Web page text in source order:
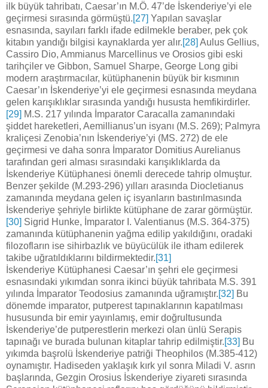
ilk büyük tahribatı, Caesar’ın M.Ö. 47’de İskenderiye’yi ele
geçirmesi sırasında görmüştü.[27] Yapılan savaşlar
esnasında, sayıları farklı ifade edilmekle beraber, pek çok
kitabın yandığı bilgisi kaynaklarda yer alır.[28] Aulus Gellius,
Cassiro Dio, Ammianus Marcellinus ve Orosios gibi eski
tarihçiler ve Gibbon, Samuel Sharpe, George Long gibi
modern araştırmacılar, kütüphanenin büyük bir kısmının
Caesar’ın İskenderiye’yi ele geçirmesi esnasında meydana
gelen karışıklıklar sırasında yandığı hususta hemfikirdirler.
[29] M.S. 217 yılında İmparator Caracalla zamanındaki
şiddet hareketleri, Aemillianus’un isyanı (M.S. 269); Palmyra
kraliçesi Zenobia’nın İskenderiye’yi (MS. 272) de ele
geçirmesi ve daha sonra İmparator Domitius Aurelianus
tarafından geri alması sırasındaki karışıklıklarda da
İskenderiye Kütüphanesi önemli derecede tahrip olmuştur.
Benzer şekilde (M.293-296) yılları arasında Diocletianus
zamanında meydana gelen iç isyanların bastırılmasında
İskenderiye şehriyle birlikte kütüphane de zarar görmüştür.
[30] Sigrid Hunke, İmparator I. Valentianus (M.S. 364-375)
zamanında kütüphanenin yağma edilip yakıldığını, oradaki
filozofların ise sihirbazlık ve büyücülük ile itham edilerek
takibe uğratıldıklarını bildirmektedir.[31]
İskenderiye Kütüphanesi Caesar’ın şehri ele geçirmesi
esnasındaki yıkımdan sonra ikinci büyük tahribata M.S. 391
yılında İmparator Teodosius zamanında uğramıştır.[32] Bu
dönemde imparator, putperest tapınaklarının kapatılması
hususunda bir emir yayınlamış, emir doğrultusunda
İskenderiye’de putperestlerin merkezi olan ünlü Serapis
tapınağı ve burada bulunan kitaplar tahrip edilmiştir.[33] Bu
yıkımda başrolü İskenderiye patriği Theophilos (M.385-412)
oynamıştır. Hadiseden yaklaşık kırk yıl sonra Miladi V. asrın
başlarında, Gezgin Orosius İskenderiye ziyareti sırasında